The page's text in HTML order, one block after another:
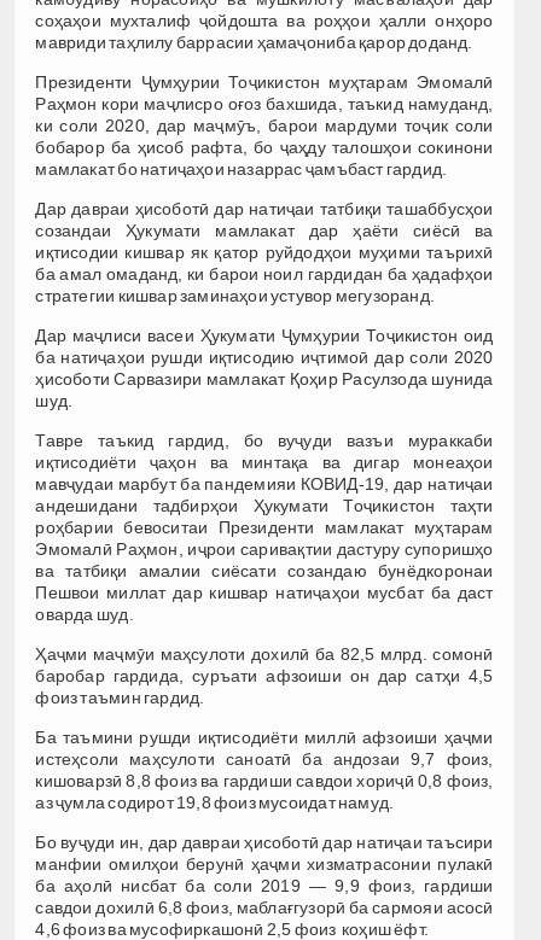
соҳаҳои мухталиф ҷойдошта ва роҳҳои ҳалли онҳоро
мавриди таҳлилу баррасии ҳамаҷониба қарор доданд.
Президенти Ҷумҳурии Тоҷикистон муҳтарам Эмомалӣ
Раҳмон кори маҷлисро оғоз бахшида, таъкид намуданд,
ки соли 2020, дар маҷмӯъ, барои мардуми тоҷик соли
бобарор ба ҳисоб рафта, бо ҷаҳду талошҳои сокинони
мамлакат бо натиҷаҳои назаррас ҷамъбаст гардид.
Дар давраи ҳисоботӣ дар натиҷаи татбиқи ташаббусҳои
созандаи Ҳукумати мамлакат дар ҳаёти сиёсӣ ва
иқтисодии кишвар як қатор руйдодҳои муҳими таърихӣ
ба амал омаданд, ки барои ноил гардидан ба ҳадафҳои
стратегии кишвар заминаҳои устувор мегузоранд.
Дар маҷлиси васеи Ҳукумати Ҷумҳурии Тоҷикистон оид
ба натиҷаҳои рушди иқтисодию иҷтимоӣ дар соли 2020
ҳисоботи Сарвазири мамлакат Қоҳир Расулзода шунида
шуд.
Тавре таъкид гардид, бо вуҷуди вазъи мураккаби
иқтисодиёти ҷаҳон ва минтақа ва дигар монеаҳои
мавҷудаи марбут ба пандемияи КОВИД-19, дар натиҷаи
андешидани тадбирҳои Ҳукумати Тоҷикистон таҳти
роҳбарии бевоситаи Президенти мамлакат муҳтарам
Эмомалӣ Раҳмон, иҷрои саривақтии дастуру супоришҳо
ва татбиқи амалии сиёсати созандаю бунёдкоронаи
Пешвои миллат дар кишвар натиҷаҳои мусбат ба даст
оварда шуд.
Ҳаҷми маҷмӯи маҳсулоти дохилӣ ба 82,5 млрд. сомонӣ
баробар гардида, суръати афзоиши он дар сатҳи 4,5
фоиз таъмин гардид.
Ба таъмини рушди иқтисодиёти миллӣ афзоиши ҳаҷми
истеҳсоли маҳсулоти саноатӣ ба андозаи 9,7 фоиз,
кишоварзӣ 8,8 фоиз ва гардиши савдои хориҷӣ 0,8 фоиз,
аз ҷумла содирот 19,8 фоиз мусоидат намуд.
Бо вуҷуди ин, дар давраи ҳисоботӣ дар натиҷаи таъсири
манфии омилҳои берунӣ ҳаҷми хизматрасонии пулакӣ
ба аҳолӣ нисбат ба соли 2019 — 9,9 фоиз, гардиши
савдои дохилӣ 6,8 фоиз, маблағгузорӣ ба сармояи асосӣ
4,6 фоиз ва мусофиркашонӣ 2,5 фоиз коҳиш ёфт.